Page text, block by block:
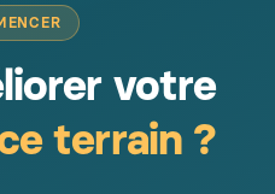
votre
terrain ?